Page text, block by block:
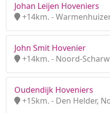
Johan Leijen Hoveniers
+14km. -
John Smit Hovenier
+14km. - Noord-
Oudendijk Hoveniers
+15km. - Den Helder,